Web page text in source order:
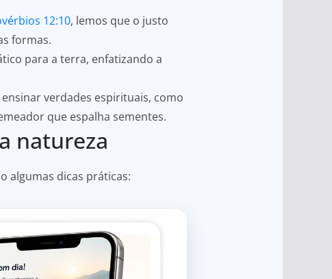
12:10, lemos que o justo
formas.
para a terra, enfatizando a
verdades espirituais, como
que espalha sementes.
natureza
algumas dicas práticas: